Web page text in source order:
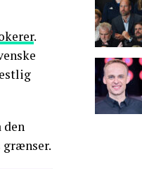
.
den
grænser.